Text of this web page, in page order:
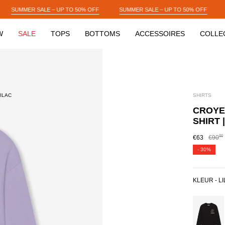
OFF SUMMER SALE – UP TO 50% OFF SUMMER SALE – UP TO
SALE TOPS BOTTOMS ACCESSOIRES
SHIRTS
SHIRT
€63 €9000
- 30%
KLEUR -
BLACK